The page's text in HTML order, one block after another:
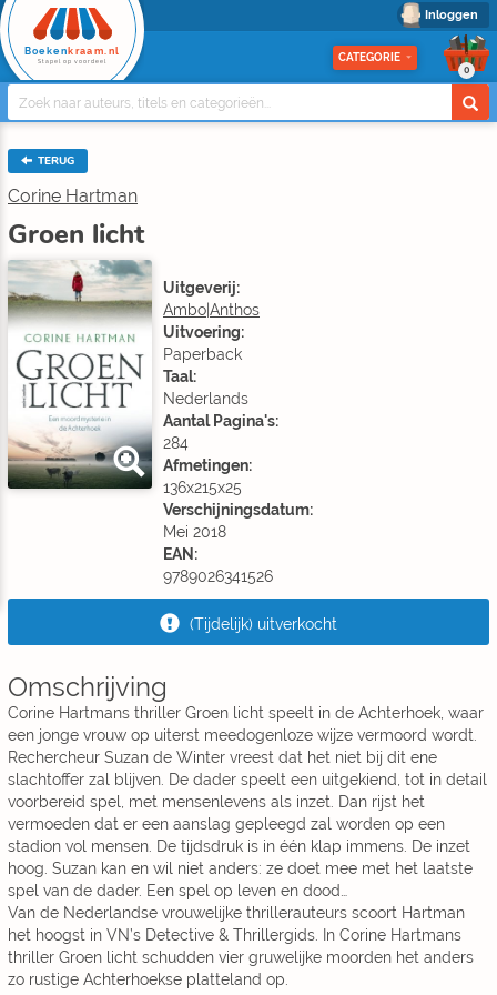
Inloggen
Boeken kraam.nl
Stapel op voordeel CATEGORIE
0
TERUG
Corine Hartman
Groen licht
Uitgeverij:
Ambo|Anthos
Uitvoering:
Paperback
Taal:
Nederlands
Aantal Pagina's:
284
Afmetingen:
136x215x25
Verschijningsdatum:
Mei 2018
EAN:
9789026341526
(Tijdelijk) uitverkocht
Omschrijving
Corine Hartmans thriller Groen licht speelt in de Achterhoek, waar
een jonge vrouw op uiterst meedogenloze wijze vermoord wordt.
Rechercheur Suzan de Winter vreest dat het niet bij dit ene
slachtoffer zal blijven. De dader speelt een uitgekiend, tot in detail
voorbereid spel, met mensenlevens als inzet. Dan rijst het
vermoeden dat er een aanslag gepleegd zal worden op een
stadion vol mensen. De tijdsdruk is in één klap immens. De inzet
hoog. Suzan kan en wil niet anders: ze doet mee met het laatste
spel van de dader. Een spel op leven en dood…
Van de Nederlandse vrouwelijke thrillerauteurs scoort Hartman
het hoogst in VN’s Detective & Thrillergids. In Corine Hartmans
thriller Groen licht schudden vier gruwelijke moorden het anders
zo rustige Achterhoekse platteland op.